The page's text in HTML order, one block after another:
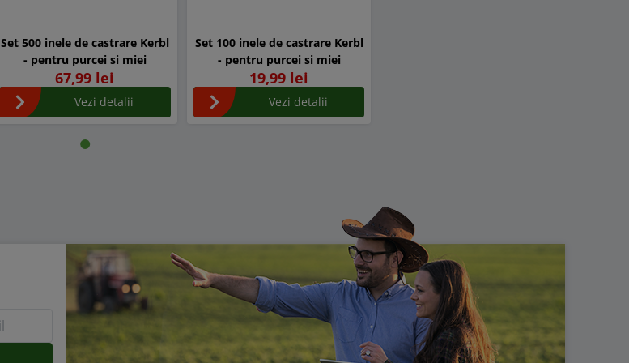
Set 500 inele de castrare Kerbl
- pentru purcei si miei
67,99 lei
Vezi detalii
Set 100 inele de castrare Kerbl
- pentru purcei si miei
19,99 lei
Vezi detalii